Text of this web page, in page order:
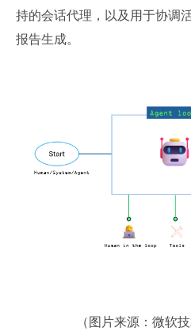
持的会话代理，以及用于协调
报告生成。
（图片来源：微软